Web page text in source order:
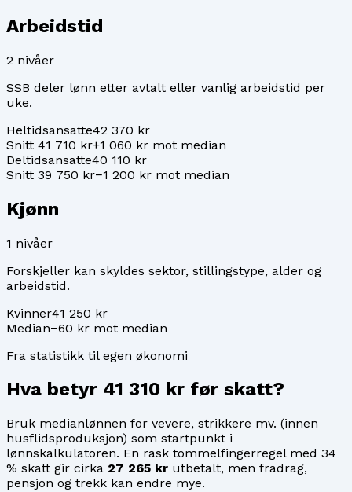
Arbeidstid
2 nivåer
SSB deler lønn etter avtalt eller vanlig arbeidstid per
uke.
Heltidsansatte42 370 kr
Snitt 41 710 kr+1 060 kr mot median
Deltidsansatte40 110 kr
Snitt 39 750 kr−1 200 kr mot median
Kjønn
1 nivåer
Forskjeller kan skyldes sektor, stillingstype, alder og
arbeidstid.
Kvinner41 250 kr
Median−60 kr mot median
Fra statistikk til egen økonomi
Hva betyr 41 310 kr før skatt?
Bruk medianlønnen for vevere, strikkere mv. (innen
husflidsproduksjon) som startpunkt i
lønnskalkulatoren. En rask tommelfingerregel med 34
% skatt gir cirka 27 265 kr utbetalt, men fradrag,
pensjon og trekk kan endre mye.